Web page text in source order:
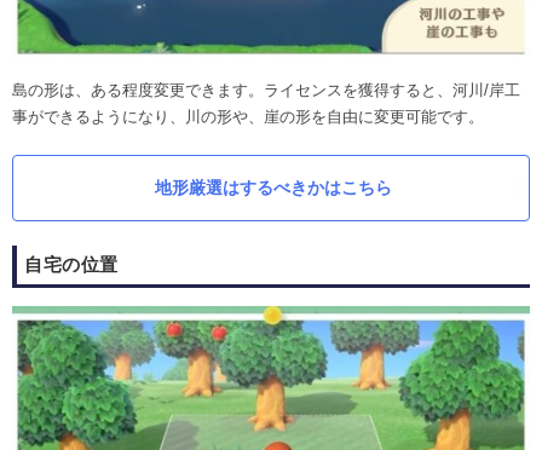
島の形は、ある程度変更できます。ライセンスを獲得すると、河川/岸工
事ができるようになり、川の形や、崖の形を自由に変更可能です。
地形厳選はするべきかはこちら
自宅の位置